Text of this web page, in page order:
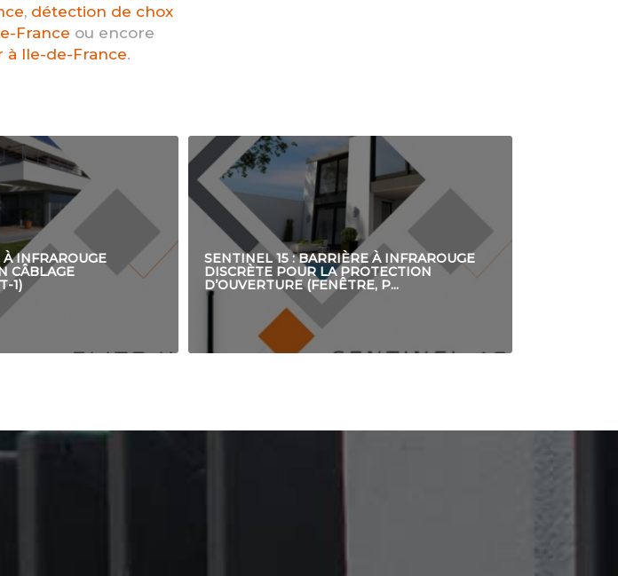
, détection de chox
France ou encore
Ile-de-France.
INFRAROUGE
CÂBLAGE
1)
SENTINEL 15 : BARRIÈRE À INFRAROUGE
DISCRÈTE POUR LA PROTECTION
D’OUVERTURE (FENÊTRE, P...